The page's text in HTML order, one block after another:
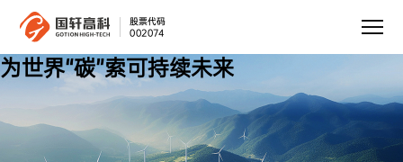
股票代码
002074
为世界“碳”索可持续未来